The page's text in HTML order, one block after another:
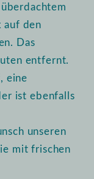
auf den
Das
entfernt.
eine
ist ebenfalls
unseren
mit frischen